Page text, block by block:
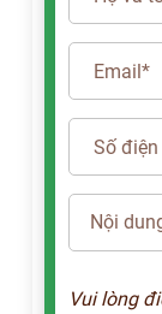
Vui lòng